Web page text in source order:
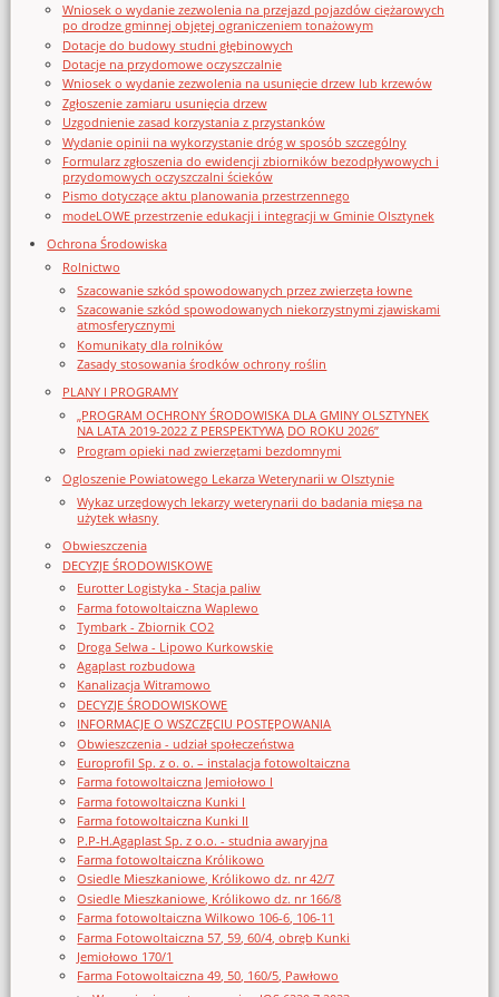
Wniosek o wydanie zezwolenia na przejazd pojazdów ciężarowych
po drodze gminnej objętej ograniczeniem tonażowym
Dotacje do budowy studni głębinowych
Dotacje na przydomowe oczyszczalnie
Wniosek o wydanie zezwolenia na usunięcie drzew lub krzewów
Zgłoszenie zamiaru usunięcia drzew
Uzgodnienie zasad korzystania z przystanków
Wydanie opinii na wykorzystanie dróg w sposób szczególny
Formularz zgłoszenia do ewidencji zbiorników bezodpływowych i
przydomowych oczyszczalni ścieków
Pismo dotyczące aktu planowania przestrzennego
modeLOWE przestrzenie edukacji i integracji w Gminie Olsztynek
Ochrona Środowiska
Rolnictwo
Szacowanie szkód spowodowanych przez zwierzęta łowne
Szacowanie szkód spowodowanych niekorzystnymi zjawiskami
atmosferycznymi
Komunikaty dla rolników
Zasady stosowania środków ochrony roślin
PLANY I PROGRAMY
„PROGRAM OCHRONY ŚRODOWISKA DLA GMINY OLSZTYNEK
NA LATA 2019-2022 Z PERSPEKTYWĄ DO ROKU 2026”
Program opieki nad zwierzętami bezdomnymi
Ogloszenie Powiatowego Lekarza Weterynarii w Olsztynie
Wykaz urzędowych lekarzy weterynarii do badania mięsa na
użytek własny
Obwieszczenia
DECYZJE ŚRODOWISKOWE
Eurotter Logistyka - Stacja paliw
Farma fotowoltaiczna Waplewo
Tymbark - Zbiornik CO2
Droga Selwa - Lipowo Kurkowskie
Agaplast rozbudowa
Kanalizacja Witramowo
DECYZJE ŚRODOWISKOWE
INFORMACJE O WSZCZĘCIU POSTĘPOWANIA
Obwieszczenia - udział społeczeństwa
Europrofil Sp. z o. o. – instalacja fotowoltaiczna
Farma fotowoltaiczna Jemiołowo I
Farma fotowoltaiczna Kunki I
Farma fotowoltaiczna Kunki II
P.P-H.Agaplast Sp. z o.o. - studnia awaryjna
Farma fotowoltaiczna Królikowo
Osiedle Mieszkaniowe, Królikowo dz. nr 42/7
Osiedle Mieszkaniowe, Królikowo dz. nr 166/8
Farma fotowoltaiczna Wilkowo 106-6, 106-11
Farma Fotowoltaiczna 57, 59, 60/4, obręb Kunki
Jemiołowo 170/1
Farma Fotowoltaiczna 49, 50, 160/5, Pawłowo